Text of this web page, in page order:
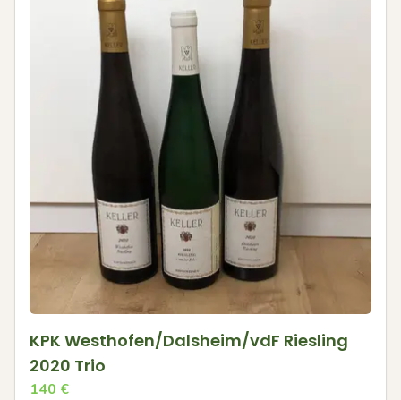
KPK Westhofen/Dalsheim/vdF Riesling
2020 Trio
140 €